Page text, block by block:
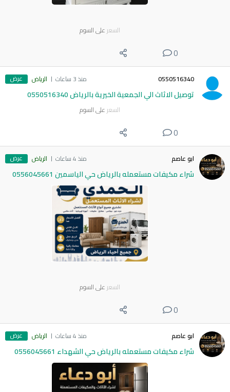
السعر على السوم
0
0550516340 منذ 3 ساعات الرياض عرض
توصيل الاثاث الي الجمعية الخيرية بالرياض 0550516340
السعر على السوم
0
ابو عاصم منذ 4 ساعات الرياض عرض
شراء مكيفات مستعمله بالرياض حي الياسمين 0556045661
السعر على السوم
0
ابو عاصم منذ 4 ساعات الرياض عرض
شراء مكيفات مستعمله بالرياض حي الشهداء 0556045661